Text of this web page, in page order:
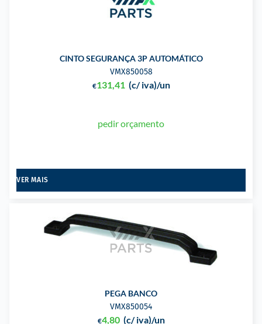
CINTO SEGURANÇA 3P AUTOMÁTICO
VMX850058
€131,41 (c/ iva)/un
pedir orçamento
VER MAIS
PEGA BANCO
VMX850054
€4,80 (c/ iva)/un